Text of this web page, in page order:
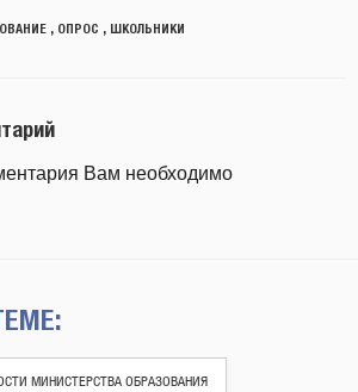
, ОПРОС , ШКОЛЬНИКИ
Вам необходимо
МИНИСТЕРСТВА ОБРАЗОВАНИЯ